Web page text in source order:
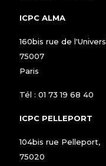
ICPC ALMA
160bis rue de
75007
Paris
Tél : 01 73 19 68 40
ICPC PELLEPORT
104bis rue Pelleport,
75020